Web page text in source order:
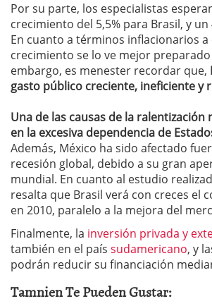
Por su parte, los especialistas
crecimiento del 5,5% para Brasil, y un
En cuanto a términos inflacionarios a
crecimiento se lo ve mejor preparado
embargo, es menester recordar que,
gasto público creciente, ineficiente y
Una de las causas de la ralentización
en la excesiva dependencia de
Además, México ha sido afectado
recesión global, debido a su gran
mundial. En cuanto al estudio
resalta que Brasil verá con creces el
en 2010, paralelo a la mejora del
Finalmente, la inversión privada y
también en el país sudamericano, y
podrán reducir su financiación
Tamnien Te Pueden Gustar: